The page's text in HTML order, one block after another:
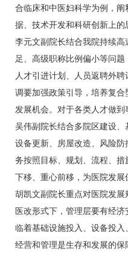
合临床和中医妇科学为例，阐
据、技术开发和科研创新上的
李元文副院长结合我院持续
足、高级职称比例偏小等问题
人才引进计划、人员返聘外
调要加强政策引导，培养复
发展机会。对于各类人才做到
吴伟副院长结合多院区建设
设备更新、房屋改造、风险
务按照目标、规划、流程、
下移、重心前移，为医院发展
胡凯文副院长重点对医院发
医改形式下，管理层要有经
临着基础设施投入、设备投
经营和管理是生存和发展的保